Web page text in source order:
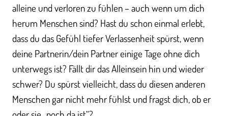
alleine und verloren zu fühlen – auch wenn um dich
herum Menschen sind? Hast du schon einmal erlebt,
dass du das Gefühl tiefer Verlassenheit spürst, wenn
deine Partnerin/dein Partner einige Tage ohne dich
unterwegs ist? Fällt dir das Alleinsein hin und wieder
schwer? Du spürst vielleicht, dass du diesen anderen
Menschen gar nicht mehr fühlst und fragst dich, ob er